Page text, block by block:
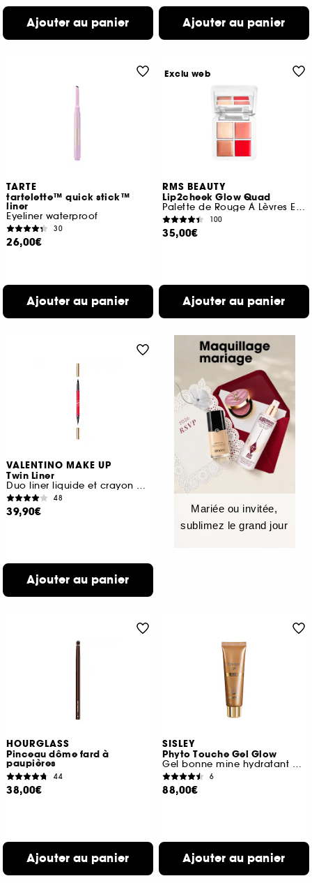
Ajouter au panier Ajouter au panier
TARTE
tartelette™ quick stick™
liner
Eyeliner waterproof
30
26,00€
Ajouter au panier
RMS BEAUTY
Lip2cheek Glow Quad
Palette de Rouge À Lèvres Et À Joues et Highlighter
100
35,00€
Ajouter au panier
Exclu web
VALENTINO MAKE UP
Twin Liner
Duo liner liquide et crayon coloré tenue 16h
48
39,90€
Ajouter au panier
Mariée ou invitée,
sublimez le grand jour
HOURGLASS
Pinceau dôme fard à
paupières
44
38,00€
Ajouter au panier
SISLEY
Phyto Touche Gel Glow
Gel bonne mine hydratant et lumineux
6
88,00€
Ajouter au panier